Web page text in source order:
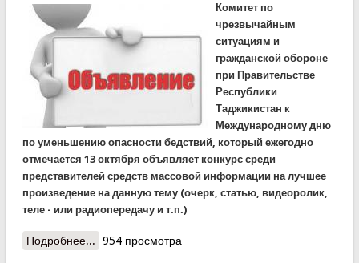
Комитет по
чрезвычайным
ситуациям и
гражданской обороне
при Правительстве
Республики
Таджикистан к
Международному дню
по уменьшению опасности бедствий, который ежегодно
отмечается 13 октября объявляет конкурс среди
представителей средств массовой информации на лучшее
произведение на данную тему (очерк, статью, видеоролик,
теле - или радиопередачу и т.п.)
Подробнее... о КЧС объявляет конкурс среди журналистов
954 просмотра